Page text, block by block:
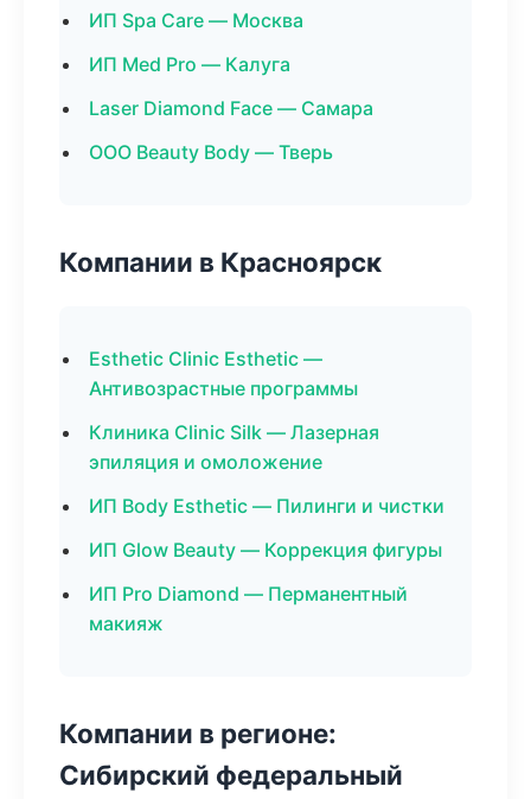
ИП Spa Care — Москва
ИП Med Pro — Калуга
Laser Diamond Face — Самара
ООО Beauty Body — Тверь
Компании в Красноярск
Esthetic Clinic Esthetic —
Антивозрастные программы
Клиника Clinic Silk — Лазерная
эпиляция и омоложение
ИП Body Esthetic — Пилинги и чистки
ИП Glow Beauty — Коррекция фигуры
ИП Pro Diamond — Перманентный
макияж
Компании в регионе:
Сибирский федеральный